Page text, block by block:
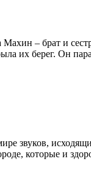
Махин – брат и
их берег. Он
звуков,
которые и